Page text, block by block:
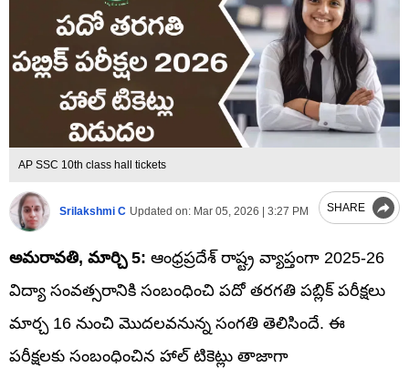
AP SSC 10th class hall tickets
Srilakshmi C Updated on: Mar 05, 2026 | 3:27 PM SHARE
అమరావతి, మార్చి 5: ఆంధ్రప్రదేశ్‌ రాష్ట్ర వ్యాప్తంగా 2025-26
విద్యా సంవత్సరానికి సంబంధించి పదో తరగతి పబ్లిక్ పరీక్షలు
మార్చ 16 నుంచి మొదలవనున్న సంగతి తెలిసిందే. ఈ
పరీక్షలకు సంబంధించిన హాల్ టికెట్లు తాజాగా